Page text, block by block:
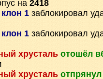
на 2418
клон 1 заблокировал
клон 1 заблокировал
хрусталь отошёл
хрусталь отпрянул